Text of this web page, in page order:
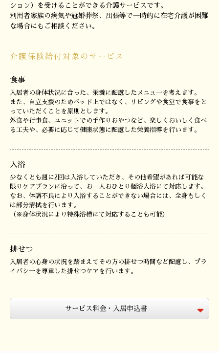
ション）を受けることができる介護サービスです。
利用者家族の病気や冠婚葬祭、出張等で一時的に在宅介護が困難
な場合にもご相談ください。
介護保険給付対象のサービス
食事
入居者の身体状況に合った、栄養に配慮したメニュ一を考えます。
また、自立支援のためベッド上ではなく、リビングや食堂で食事をと
っていただくことを原則とします。
外食や行事食、ユニットでの手作りおやつなど、楽しくおいしく食べ
る工夫や、必要に応じて健康状態に配慮した栄養指導を行います。
入浴
少なくとも週に2回は入浴していただき、その他希望があれば可能な
限りケアプランに沿って、お一人おひとり個浴入浴にて対応します。
なお、体調不良により入浴することができない場合には、全身もしく
は部分清拭を行います。
（※身体状況により特殊浴槽にて対応することも可能）
排せつ
入居者の心身の状況を踏まえてその方の排せつ時間など配慮し、プラ
イバシ一を尊重した排せつケアを行います。
サービス料金・入居申込書